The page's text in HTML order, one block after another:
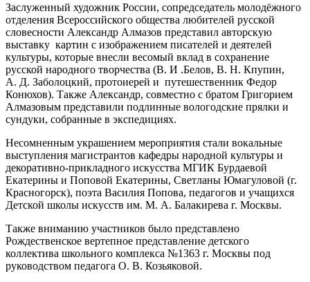
Заслуженный художник России, сопредседатель молодёжного
отделения Всероссийского общества любителей русской
словесности Александр Алмазов представил авторскую
выставку картин с изображением писателей и деятелей
культуры, которые внесли весомый вклад в сохранение
русской народного творчества (В. И .Белов, В. Н. Кпупин,
А. Д. Заболоцкий, протоиерей и путешественник Федор
Конюхов). Также Александр, совместно с братом Григорием
Алмазовым представили подлинные вологодские прялки и
сундуки, собранные в экспедициях.
Несомненным украшением мероприятия стали вокальные
выступления магистрантов кафедры народной культуры и
декоративно-прикладного искусства МГИК Бурдаевой
Екатерины и Поповой Екатерины, Светланы Юмагуловой (г.
Красногорск), поэта Василия Попова, педагогов и учащихся
Детской школы искусств им. М. А. Балакирева г. Москвы.
Также вниманию участников было представлено
Рождественское вертепное представление детского
коллектива школьного комплекса №1363 г. Москвы под
руководством педагога О. В. Козьяковой.